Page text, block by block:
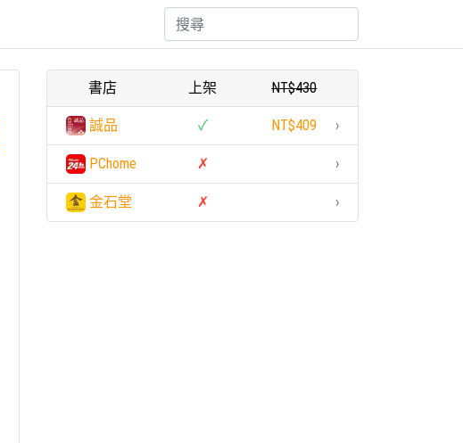
書店 上架 NT$430
誠品 ✓ NT$409 ›
PChome ✗ ›
金石堂 ✗ ›